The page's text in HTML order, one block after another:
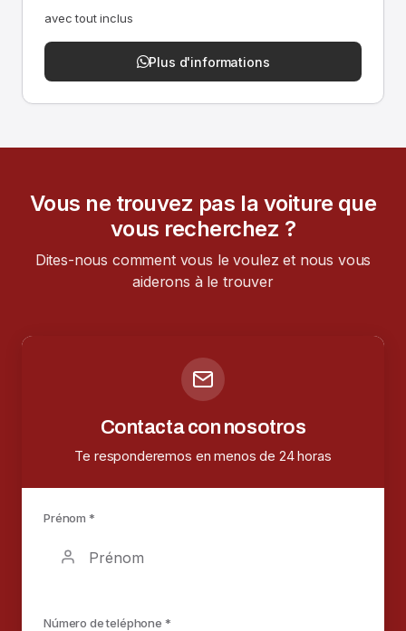
avec tout inclus
Plus d'informations
Vous ne trouvez pas la voiture que
vous recherchez ?
Dites-nous comment vous le voulez et nous vous
aiderons à le trouver
Contacta con nosotros
Te responderemos en menos de 24 horas
Prénom *
Número de teléphone *